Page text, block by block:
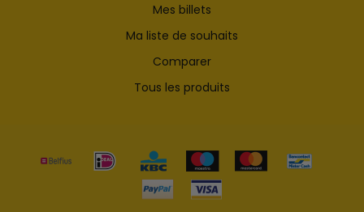
Mes billets
Ma liste de souhaits
Comparer
Tous les produits